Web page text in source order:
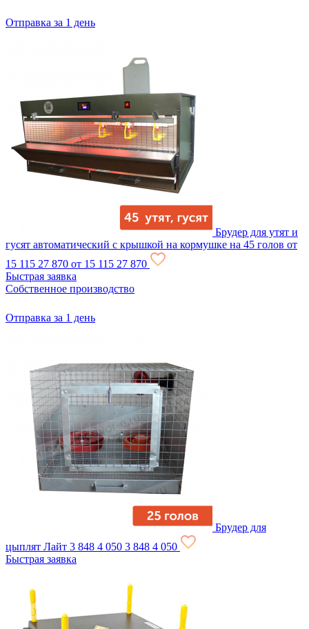
Отправка за 1 день
Брудер для утят и
гусят автоматический с крышкой на кормушке на 45 голов от
15 115 27 870 от 15 115 27 870
Быстрая заявка
Собственное производство
Отправка за 1 день
Брудер для
цыплят Лайт 3 848 4 050 3 848 4 050
Быстрая заявка